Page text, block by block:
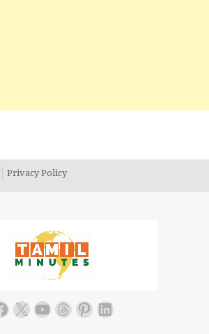
Privacy Policy
X YouTube
Threads
Pinterest
LinkedIn